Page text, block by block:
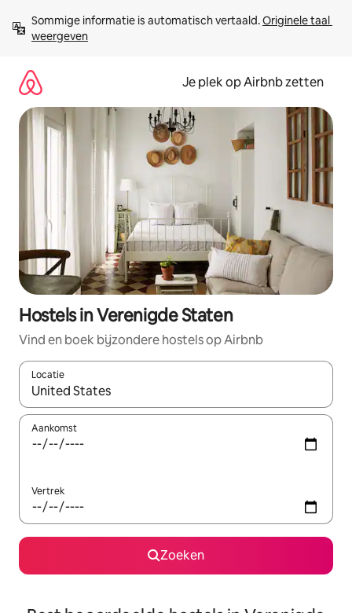
direct
naar
Sommige informatie is automatisch vertaald. Originele taal
weergeven
Je plek op Airbnb zetten
Hostels in Verenigde Staten
Vind en boek bijzondere hostels op Airbnb
Locatie
Wanneer er resultaten beschikbaar zijn, maak je een keuze
Aankomst
Vertrek
Zoeken